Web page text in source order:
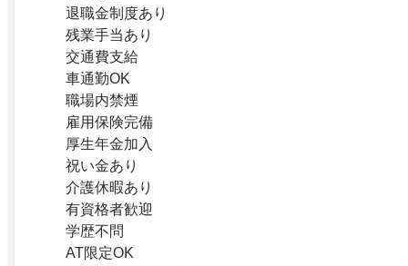
退職金制度あり
残業手当あり
交通費支給
車通勤OK
職場内禁煙
雇用保険完備
厚生年金加入
祝い金あり
介護休暇あり
有資格者歓迎
学歴不問
AT限定OK